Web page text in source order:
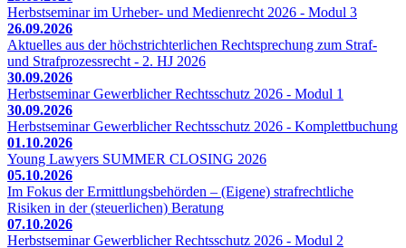
Herbstseminar im Urheber- und Medienrecht 2026 - Modul 3
26.09.2026
Aktuelles aus der höchstrichterlichen Rechtsprechung zum Straf-
und Strafprozessrecht - 2. HJ 2026
30.09.2026
Herbstseminar Gewerblicher Rechtsschutz 2026 - Modul 1
30.09.2026
Herbstseminar Gewerblicher Rechtsschutz 2026 - Komplettbuchung
01.10.2026
Young Lawyers SUMMER CLOSING 2026
05.10.2026
Im Fokus der Ermittlungsbehörden – (Eigene) strafrechtliche
Risiken in der (steuerlichen) Beratung
07.10.2026
Herbstseminar Gewerblicher Rechtsschutz 2026 - Modul 2